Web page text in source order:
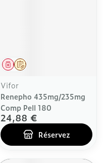
Sur prescription
Médicament
Vifor
Renepho 435mg/235mg
Comp Pell 180
24,88 €
Réservez